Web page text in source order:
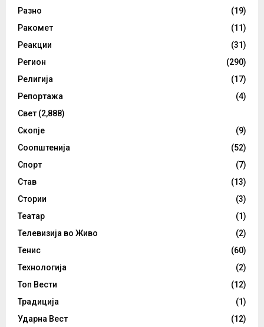
Разно
(19)
Ракомет
(11)
Реакции
(31)
Регион
(290)
Религија
(17)
Репортажа
(4)
Свет (2,888)
Скопје
(9)
Соопштенија
(52)
Спорт
(7)
Став
(13)
Стории
(3)
Театар
(1)
Телевизија во Живо
(2)
Тенис
(60)
Технологија
(2)
Топ Вести
(12)
Традиција
(1)
Ударна Вест
(12)